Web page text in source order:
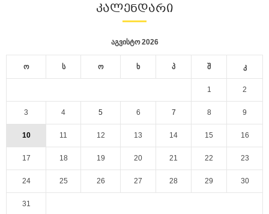
ᲙᲐᲚᲔᲜᲓᲐᲠᲘ
აგვისტო 2026
ო ს ო ხ პ შ კ
1 2
3 4 5 6 7 8 9
10 11 12 13 14 15 16
17 18 19 20 21 22 23
24 25 26 27 28 29 30
31